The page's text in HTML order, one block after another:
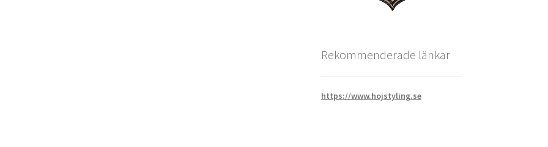
Rekommenderade länkar
https://www.hojstyling.se